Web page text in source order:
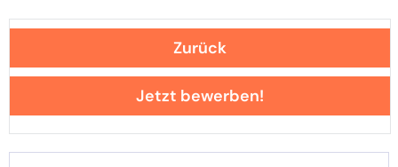
Perspektiven
Bewerbungstipps
FAQ
Zurück
Jetzt bewerben!